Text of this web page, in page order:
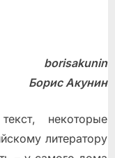
borisakunin
Борис Акунин
некоторые
литератору